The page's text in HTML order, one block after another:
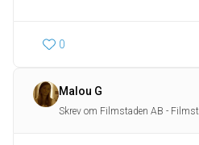
0
Malou G
Skrev om Filmstaden AB -